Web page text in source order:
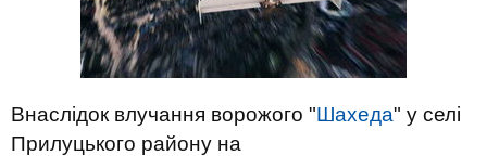
Внаслідок влучання ворожого "Шахеда" у селі
Прилуцького району на